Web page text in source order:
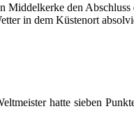
Middelkerke den Abschluss
in dem Küstenort
hatte sieben